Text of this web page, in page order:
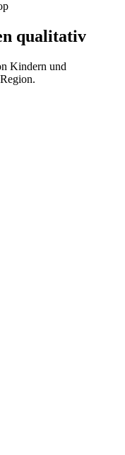
qualitativ
Kindern und